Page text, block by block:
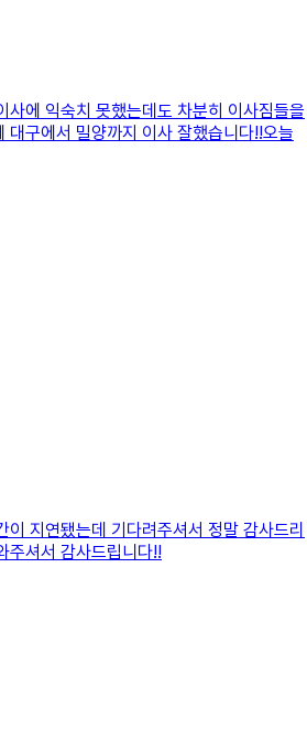
사에 익숙치 못했는데도 차분히 이사짐들을
대구에서 밀양까지 이사 잘했습니다!!오늘
이 지연됐는데 기다려주셔서 정말 감사드리
주셔서 감사드립니다!!